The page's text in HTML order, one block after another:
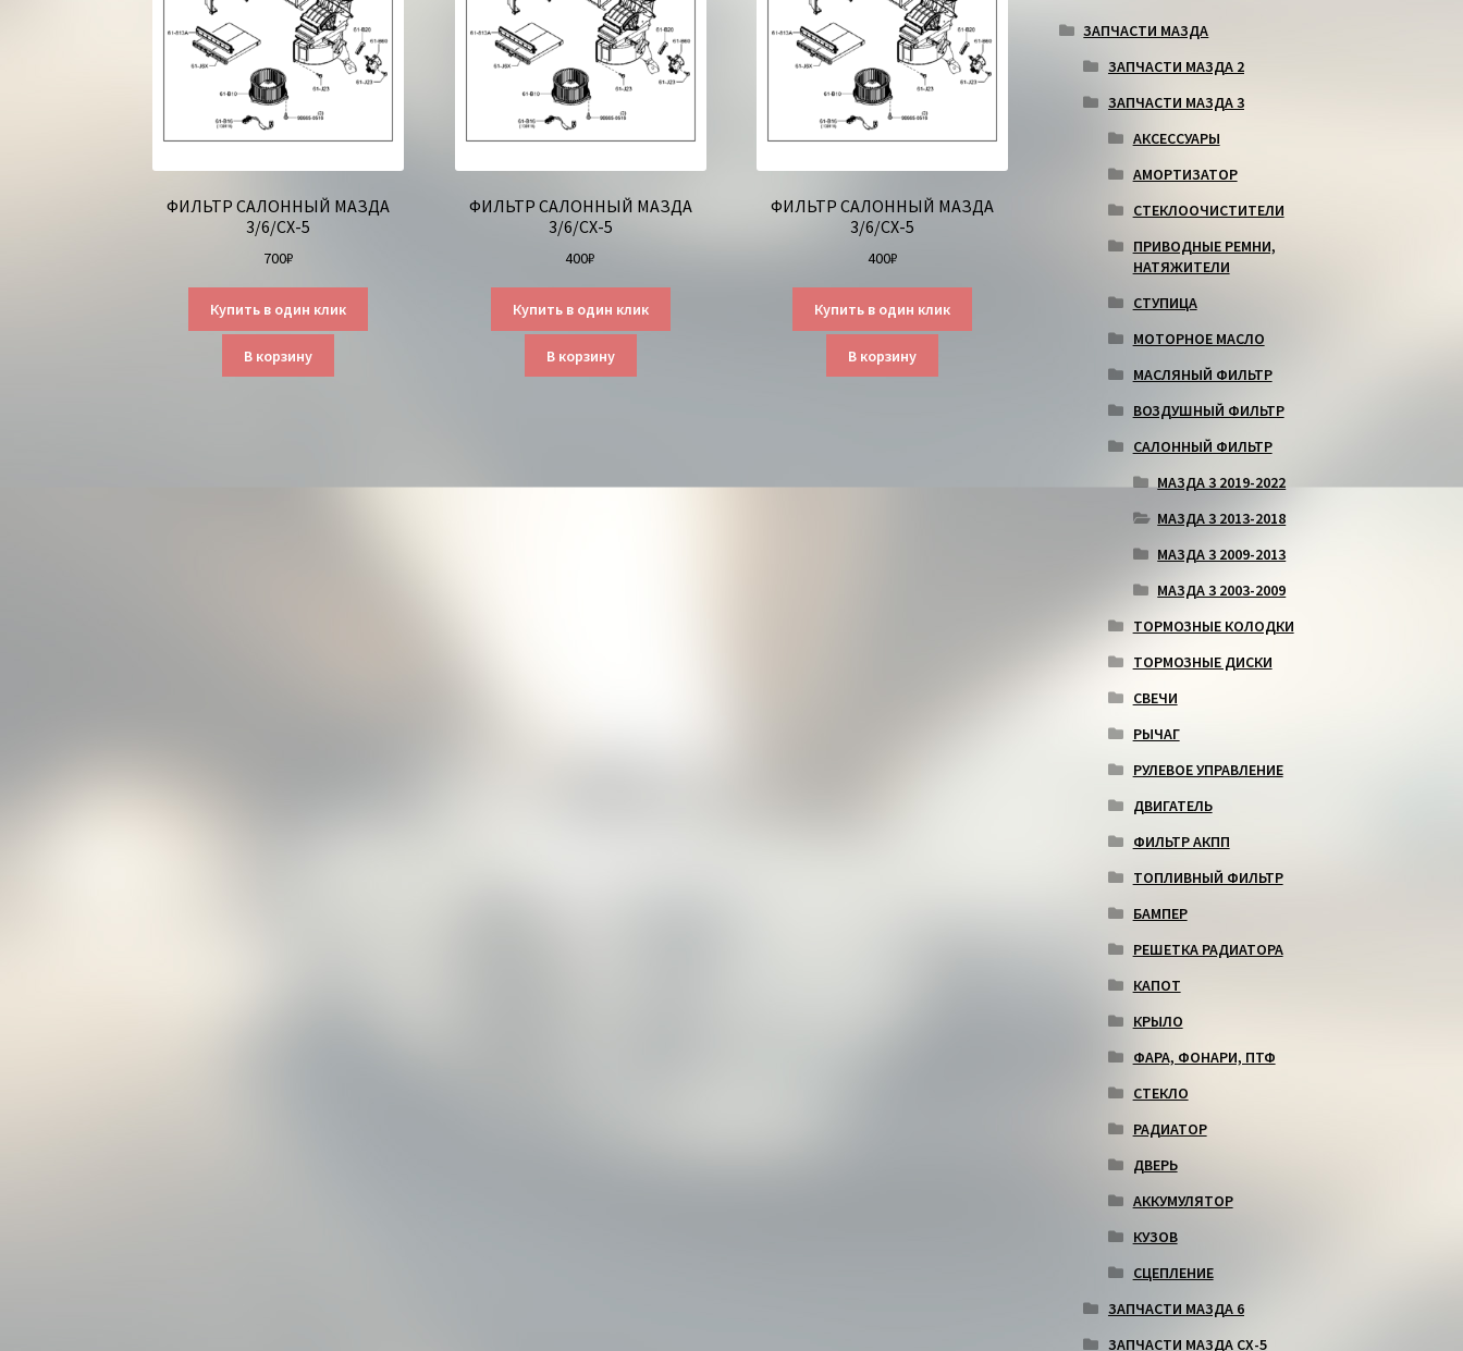
ФИЛЬТР САЛОННЫЙ МАЗДА
3/6/СХ-5
700₽
Купить в один клик
В корзину
ФИЛЬТР САЛОННЫЙ МАЗДА
3/6/СХ-5
400₽
Купить в один клик
В корзину
ФИЛЬТР САЛОННЫЙ МАЗДА
3/6/СХ-5
400₽
Купить в один клик
В корзину
ЗАПЧАСТИ МАЗДА
ЗАПЧАСТИ МАЗДА 2
ЗАПЧАСТИ МАЗДА 3
АКСЕССУАРЫ
АМОРТИЗАТОР
СТЕКЛООЧИСТИТЕЛИ
ПРИВОДНЫЕ РЕМНИ,
НАТЯЖИТЕЛИ
СТУПИЦА
МОТОРНОЕ МАСЛО
МАСЛЯНЫЙ ФИЛЬТР
ВОЗДУШНЫЙ ФИЛЬТР
САЛОННЫЙ ФИЛЬТР
МАЗДА 3 2019-2022
МАЗДА 3 2013-2018
МАЗДА 3 2009-2013
МАЗДА 3 2003-2009
ТОРМОЗНЫЕ КОЛОДКИ
ТОРМОЗНЫЕ ДИСКИ
СВЕЧИ
РЫЧАГ
РУЛЕВОЕ УПРАВЛЕНИЕ
ДВИГАТЕЛЬ
ФИЛЬТР АКПП
ТОПЛИВНЫЙ ФИЛЬТР
БАМПЕР
РЕШЕТКА РАДИАТОРА
КАПОТ
КРЫЛО
ФАРА, ФОНАРИ, ПТФ
СТЕКЛО
РАДИАТОР
ДВЕРЬ
АККУМУЛЯТОР
КУЗОВ
СЦЕПЛЕНИЕ
ЗАПЧАСТИ МАЗДА 6
ЗАПЧАСТИ МАЗДА СХ-5